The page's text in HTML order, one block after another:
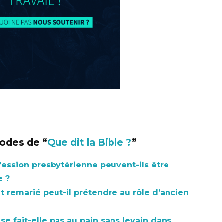
de “Que dit la Bible ?”
presbytérienne peuvent-ils être
?
remarié peut-il prétendre au rôle d’ancien